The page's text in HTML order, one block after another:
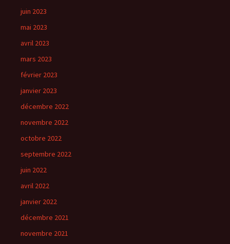
juin 2023
mai 2023
avril 2023
mars 2023
février 2023
janvier 2023
décembre 2022
novembre 2022
octobre 2022
septembre 2022
juin 2022
avril 2022
janvier 2022
décembre 2021
novembre 2021